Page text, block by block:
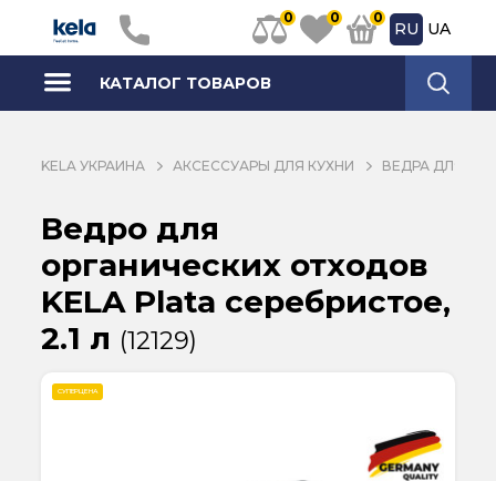
0 0 0
RU UA
КАТАЛОГ ТОВАРОВ
KELA УКРАИНА АКСЕССУАРЫ ДЛЯ КУХНИ ВЕДРА ДЛЯ
Ведро для
органических отходов
KELA Plata серебристое,
2.1 л (12129)
СУПЕРЦЕНА